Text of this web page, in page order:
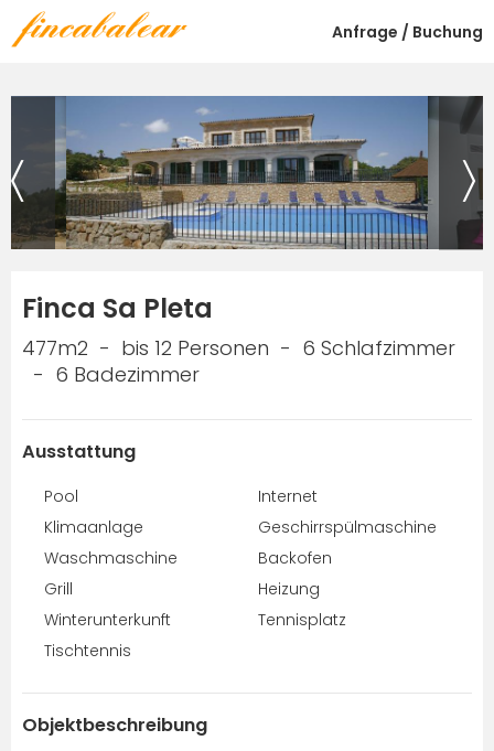
Anfrage / Buchung
Finca Sa Pleta
477m2 bis 12 Personen
6 Schlafzimmer
6 Badezimmer
Ausstattung
Pool
Internet
Klimaanlage
Geschirrspülmaschine
Waschmaschine
Backofen
Grill
Heizung
Winterunterkunft
Tennisplatz
Tischtennis
Objektbeschreibung